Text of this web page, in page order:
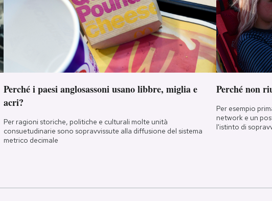
Perché i paesi anglosassoni usano libbre, miglia e
acri?
Per ragioni storiche, politiche e culturali molte unità
consuetudinarie sono sopravvissute alla diffusione del sistema
metrico decimale
Perché non
Per esempio
network e un
l'istinto di